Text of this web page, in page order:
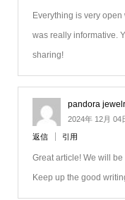
Everything is very
was really informative.
sharing!
pandora
2024年 12月 04
返信 引用
Great article! We will
Keep up the good